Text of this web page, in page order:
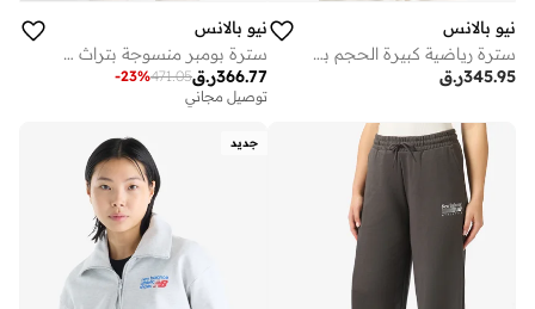
نيو بالانس
سترة رياضية كبيرة الحجم بشعار مميز
ر.ق345.95
نيو بالانس
سترة بومبر منسوجة بتراث خطي
ر.ق366.77
471.05
-23%
توصيل مجاني
جديد